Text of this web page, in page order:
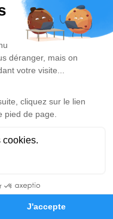
Hommages
Je rends hommage
Je rends hommage
funéraire